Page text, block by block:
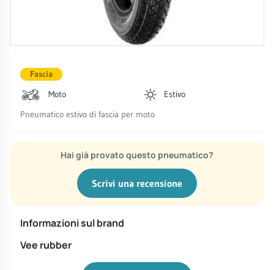
Fascia
Moto
Estivo
Pneumatico estivo di fascia per moto
Hai già provato questo pneumatico?
Scrivi una recensione
Informazioni sul brand
Vee rubber